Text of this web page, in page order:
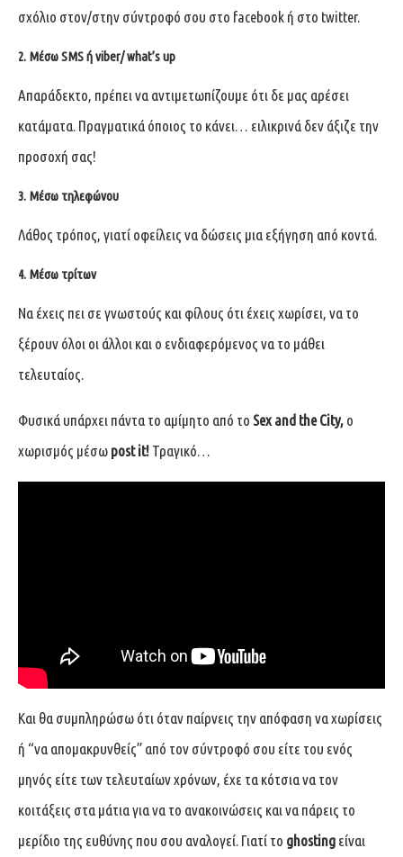
σχόλιο στον/στην σύντροφό σου στο facebook ή στο twitter.
2. Μέσω SMS ή viber/ what’s up
Απαράδεκτο, πρέπει να αντιμετωπίζουμε ότι δε μας αρέσει
κατάματα. Πραγματικά όποιος το κάνει… ειλικρινά δεν άξιζε την
προσοχή σας!
3. Μέσω τηλεφώνου
Λάθος τρόπος, γιατί οφείλεις να δώσεις μια εξήγηση από κοντά.
4. Μέσω τρίτων
Να έχεις πει σε γνωστούς και φίλους ότι έχεις χωρίσει, να το
ξέρουν όλοι οι άλλοι και ο ενδιαφερόμενος να το μάθει
τελευταίος.
Φυσικά υπάρχει πάντα το αμίμητο από το Sex and the City, ο
χωρισμός μέσω post it! Τραγικό…
Και θα συμπληρώσω ότι όταν παίρνεις την απόφαση να χωρίσεις
ή “να απομακρυνθείς” από τον σύντροφό σου είτε του ενός
μηνός είτε των τελευταίων χρόνων, έχε τα κότσια να τον
κοιτάξεις στα μάτια για να το ανακοινώσεις και να πάρεις το
μερίδιο της ευθύνης που σου αναλογεί. Γιατί το ghosting είναι